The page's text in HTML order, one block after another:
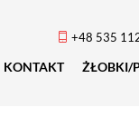
+48 535
KONTAKT ŻŁOBKI/